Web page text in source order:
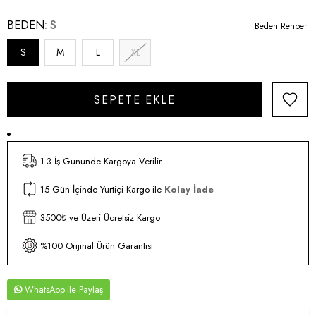
BEDEN S
S M L XL
Beden Rehberi
1-3 İş Gününde Kargoya Verilir
15 Gün İçinde Yurtiçi Kargo ile Kolay İade
3500₺ ve Üzeri Ücretsiz Kargo
%100 Orijinal Ürün Garantisi
WhatsApp